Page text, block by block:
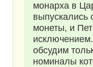
монарха в
выпускались
монеты, и
обсудим
номиналы